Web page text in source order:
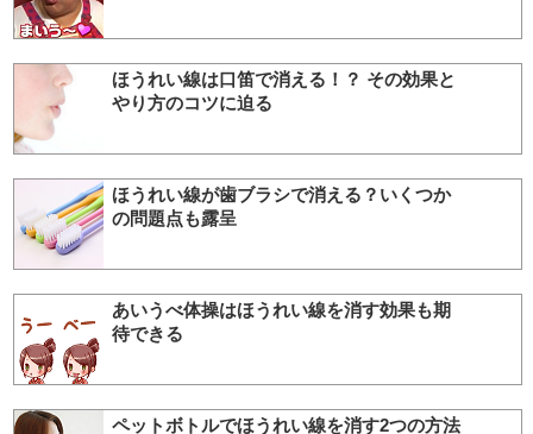
ほうれい線は口笛で消える！？ その効果と
やり方のコツに迫る
ほうれい線が歯ブラシで消える？いくつか
の問題点も露呈
あいうべ体操はほうれい線を消す効果も期
待できる
ペットボトルでほうれい線を消す2つの方法